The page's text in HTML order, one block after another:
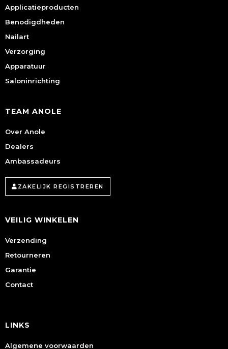
Applicatieproducten
Benodigdheden
Nailart
Verzorging
Apparatuur
Saloninrichting
TEAM ANOLE
Over Anole
Dealers
Ambassadeurs
ZAKELIJK REGISTREREN
VEILIG WINKELEN
Verzending
Retourneren
Garantie
Contact
LINKS
Algemene voorwaarden